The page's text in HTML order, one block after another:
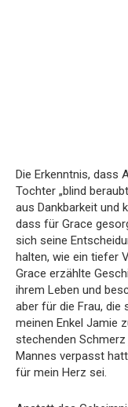
Die Erkenntnis, dass
Tochter „blind
aus Dankbarkeit und
dass für Grace
sich seine
halten, wie ein tiefer
Grace erzählte
ihrem Leben und
aber für die Frau, die
meinen Enkel Jamie
stechenden
Mannes verpasst
für mein Herz sei.